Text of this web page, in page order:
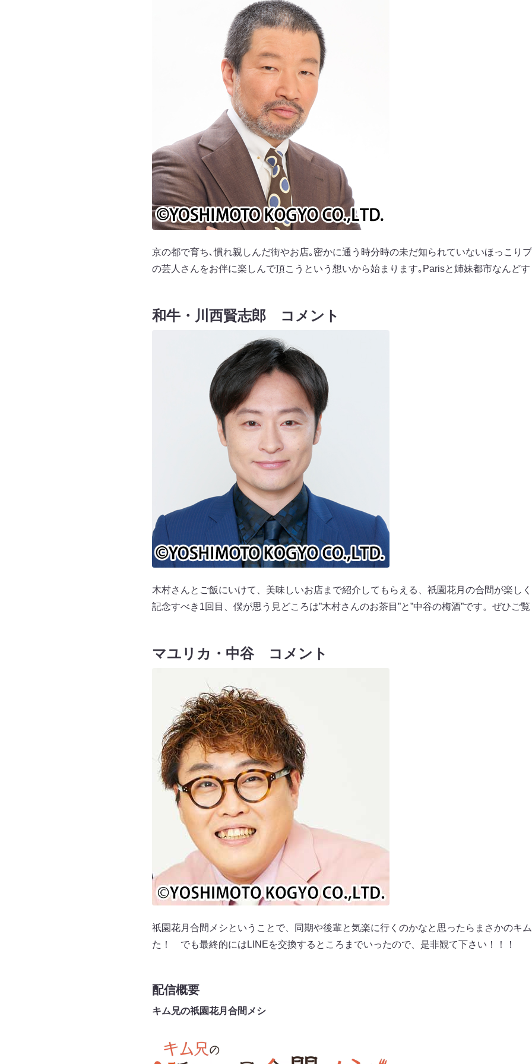
京の都で育ち､慣れ親しんだ街やお店｡密かに通う時分時の未だ知られていないほっこり
の芸人さんをお伴に楽しんで頂こうという想いから始まります｡Parisと姉妹都市なんどす
和牛・川西賢志郎 コメント
木村さんとご飯にいけて、美味しいお店まで紹介してもらえる、祇園花月の合間が楽し
記念すべき1回目、僕が思う見どころは”木村さんのお茶目”と”中谷の梅酒”です。ぜひご
マユリカ・中谷 コメント
祇園花月合間メシということで、同期や後輩と気楽に行くのかなと思ったらまさかのキ
た！ でも最終的にはLINEを交換するところまでいったので、是非観て下さい！！！
配信概要
キム兄の祇園花月合間メシ